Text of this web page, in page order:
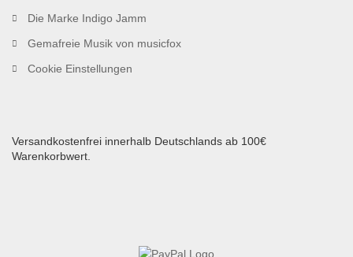
Die Marke Indigo Jamm
Gemafreie Musik von musicfox
Cookie Einstellungen
Versandkostenfrei innerhalb Deutschlands ab 100€
Warenkorbwert.